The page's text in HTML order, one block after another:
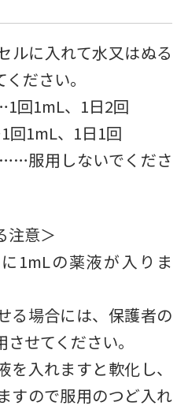
ルに入れて水又はぬる
ださい。
回1mL、1日2回
1mL、1日1回
用しないでくださ
注意＞
1mLの薬液が入りま
る場合には、保護者の
せてください。
を入れますと軟化し、
すので服用のつど入れ